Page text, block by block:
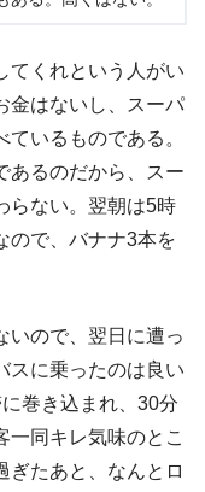
てくれという人がい
金はないし、スーパ
いるものである。
あるのだから、スー
らない。翌朝は5時
ので、バナナ3本を
いので、翌日に遭っ
スに乗ったのは良い
巻き込まれ、30分
一同キレ気味のとこ
ぎたあと、なんとロ